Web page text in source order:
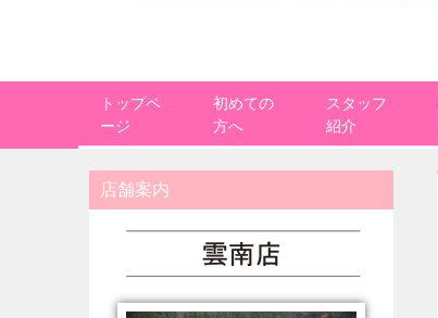
トップペ
ージ
初めての
方へ
スタッフ
紹介
店舗案内